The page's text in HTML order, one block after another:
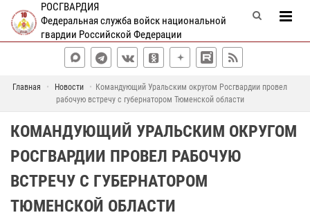
РОСГВАРДИЯ
Федеральная служба войск национальной
гвардии Российской Федерации
Главная Новости
Командующий Уральским округом Росгвардии провел
рабочую встречу с губернатором Тюменской области
КОМАНДУЮЩИЙ УРАЛЬСКИМ ОКРУГОМ
РОСГВАРДИИ ПРОВЕЛ РАБОЧУЮ
ВСТРЕЧУ С ГУБЕРНАТОРОМ
ТЮМЕНСКОЙ ОБЛАСТИ